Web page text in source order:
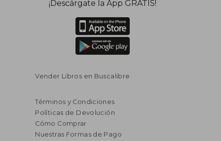
¡Descárgate la App GRATIS!
Vender Libros en Buscalibre
Términos y Condiciones
Políticas de Devolución
Cómo Comprar
Nuestras Formas de Pago